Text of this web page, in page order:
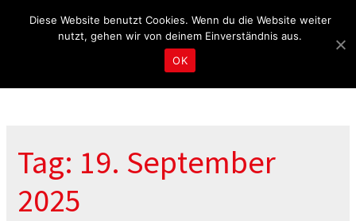
Tag: 19. September
2025
Diese Website benutzt Cookies. Wenn du die Website weiter
nutzt, gehen wir von deinem Einverständnis aus.
OK